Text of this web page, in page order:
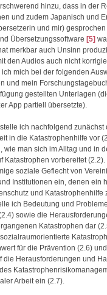
hinzu, dass in der
und zudem Japanisch und
und mir)
Übersetzungssoftware [5]
merkbar auch Unsinn
den Audios auch nicht
ich mich bei der folgenden
und mein
gestellten Unterlagen
App partiell übersetzte).
ich nachfolgend zunächst
in die Katastrophenhilfe vor
wie man sich im Alltag und in
Katastrophen vorbereitet
soziale Geflecht von
Institutionen ein, denen ein
und Katastrophenhilfe
ich Bedeutung und
sowie die
Katastrophen dar
für die Prävention (2.6)
die Herausforderungen und
Arbeit ein (2.7).